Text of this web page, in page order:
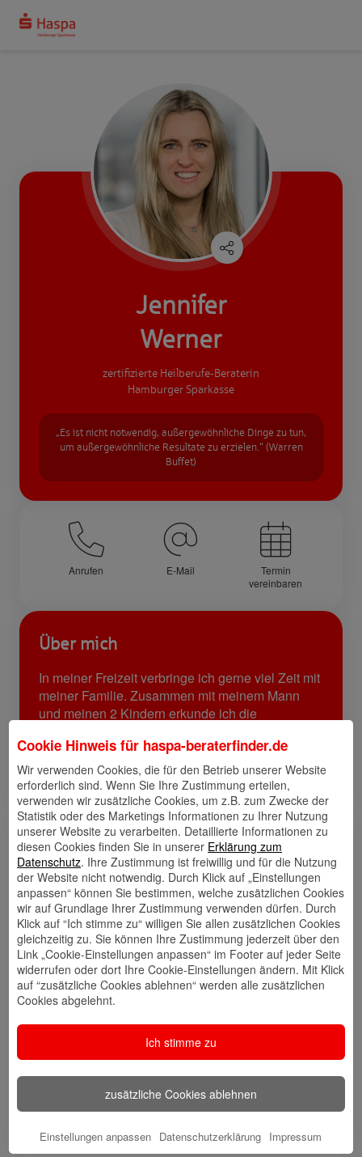
Jennifer
Werner
zertifizierte Heilberufe-Beraterin
Hamburger Sparkasse
„Es ist nicht notwendig, außergewöhnliche Dinge zu tun,
um außergewöhnliche Resultate zu erzielen.“ (Warren
Buffet)
Anrufen E-Mail
Termin
vereinbaren
Über mich
In meiner Freizeit verbringe ich gerne viel Zeit mit
meiner Familie. Zusammen mit meinem Mann
und meinen 2 Kindern erkunde ich die
Kulturen kennenzulernen und neue Orte zu
entdecken. Mein Motto dabei: Je weiter weg
desto besser!
Links
Kontakt
speichern
Walletkarte
hinzufügen
Rückrufwunsch
Website
🎁 Kunden
Cookie Hinweis für haspa-beraterfinder.de
Wir verwenden Cookies, die für den Betrieb unserer Website
erforderlich sind. Wenn Sie Ihre Zustimmung erteilen,
verwenden wir zusätzliche Cookies, um z.B. zum Zwecke der
Statistik oder des Marketings Informationen zu Ihrer Nutzung
unserer Website zu verarbeiten. Detaillierte Informationen zu
diesen Cookies finden Sie in unserer Erklärung zum
Datenschutz. Ihre Zustimmung ist freiwillig und für die Nutzung
der Website nicht notwendig. Durch Klick auf „Einstellungen
anpassen“ können Sie bestimmen, welche zusätzlichen Cookies
wir auf Grundlage Ihrer Zustimmung verwenden dürfen. Durch
Klick auf “Ich stimme zu“ willigen Sie allen zusätzlichen Cookies
gleichzeitig zu. Sie können Ihre Zustimmung jederzeit über den
Link „Cookie-Einstellungen anpassen“ im Footer auf jeder Seite
widerrufen oder dort Ihre Cookie-Einstellungen ändern. Mit Klick
auf “zusätzliche Cookies ablehnen“ werden alle zusätzlichen
Cookies abgelehnt.
Ich stimme zu
zusätzliche Cookies ablehnen
Einstellungen anpassen Datenschutzerklärung Impressum